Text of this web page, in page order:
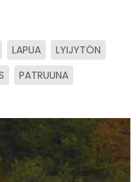
LAPUA
LYIJYTÖN
PATRUUNA